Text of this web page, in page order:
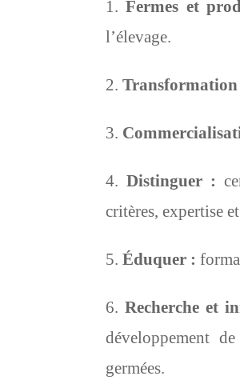
Fermes et
l’élevage.
Transformation
Distinguer :
critères, expertise
Éduquer :
Recherche et
développement
germées.